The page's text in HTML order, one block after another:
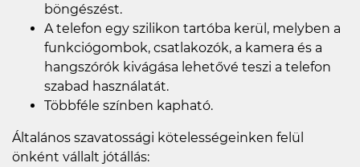
böngészést.
A telefon egy szilikon tartóba kerül, melyben a
funkciógombok, csatlakozók, a kamera és a
hangszórók kivágása lehetővé teszi a telefon
szabad használatát.
Többféle színben kapható.
Általános szavatossági kötelességeinken felül
önként vállalt jótállás: